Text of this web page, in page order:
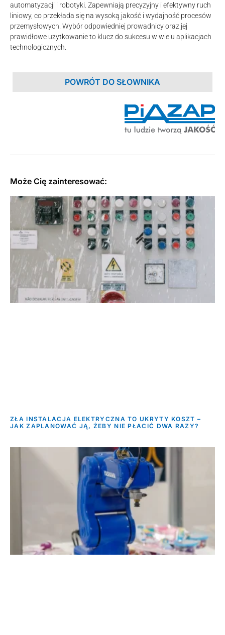
automatyzacji i robotyki. Zapewniają precyzyjny i efektywny ruch
liniowy, co przekłada się na wysoką jakość i wydajność procesów
przemysłowych. Wybór odpowiedniej prowadnicy oraz jej
prawidłowe użytkowanie to klucz do sukcesu w wielu aplikacjach
technologicznych.
POWRÓT DO SŁOWNIKA
Może Cię zainteresować:
ZŁA INSTALACJA ELEKTRYCZNA TO UKRYTY KOSZT –
JAK ZAPLANOWAĆ JĄ, ŻEBY NIE PŁACIĆ DWA RAZY?